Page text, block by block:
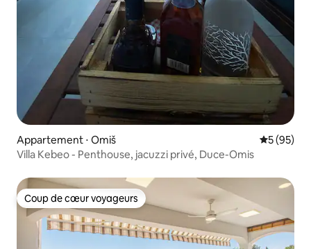
Appartement ⋅ Omiš
5 (95)
Villa Kebeo - Penthouse, jacuzzi privé, Duce-Omis
Coup de cœur voyageurs
Coup de cœur voyageurs